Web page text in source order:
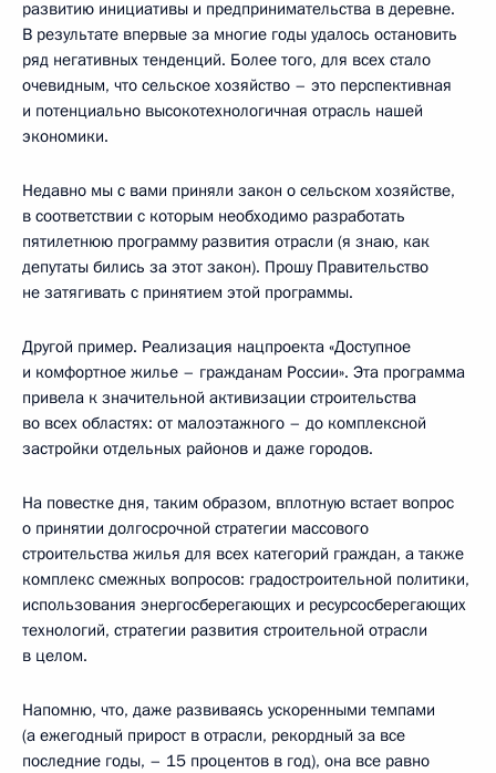
развитию инициативы и предпринимательства в деревне.
В результате впервые за многие годы удалось остановить
ряд негативных тенденций. Более того, для всех стало
очевидным, что сельское хозяйство – это перспективная
и потенциально высокотехнологичная отрасль нашей
экономики.
Недавно мы с вами приняли закон о сельском хозяйстве,
в соответствии с которым необходимо разработать
пятилетнюю программу развития отрасли (я знаю, как
депутаты бились за этот закон). Прошу Правительство
не затягивать с принятием этой программы.
Другой пример. Реализация нацпроекта «Доступное
и комфортное жилье – гражданам России». Эта программа
привела к значительной активизации строительства
во всех областях: от малоэтажного – до комплексной
застройки отдельных районов и даже городов.
На повестке дня, таким образом, вплотную встает вопрос
о принятии долгосрочной стратегии массового
строительства жилья для всех категорий граждан, а также
комплекс смежных вопросов: градостроительной политики,
использования энергосберегающих и ресурсосберегающих
технологий, стратегии развития строительной отрасли
в целом.
Напомню, что, даже развиваясь ускоренными темпами
(а ежегодный прирост в отрасли, рекордный за все
последние годы, – 15 процентов в год), она все равно